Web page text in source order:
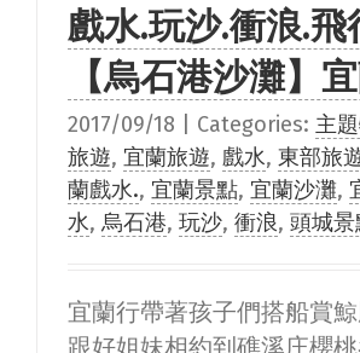
戲水.玩沙.衝浪.飛
【烏石港沙灘】
2017/09/18 Categories: 主
旅遊, 宜蘭旅遊, 戲水, 東部旅
蘭戲水., 宜蘭景點, 宜蘭沙灘,
水, 烏石港, 玩沙, 衝浪, 頭城景
宜蘭行帶著孩子們搭船賞
跟好姐妹相約到礁溪庄櫻